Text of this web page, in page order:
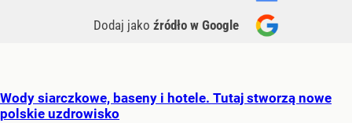
Dodaj jako źródło w Google
Wody siarczkowe, baseny i hotele. Tutaj stworzą nowe
polskie uzdrowisko